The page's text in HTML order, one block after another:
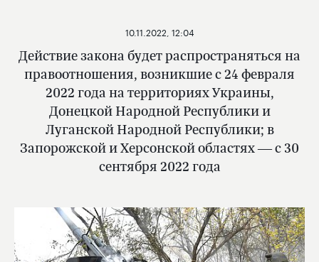
Действие закона будет распространяться на
правоотношения, возникшие с 24 февраля
2022 года на территориях Украины,
Донецкой Народной Республики и
Луганской Народной Республики; в
Запорожской и Херсонской областях — с 30
сентября 2022 года
10.11.2022, 12:04